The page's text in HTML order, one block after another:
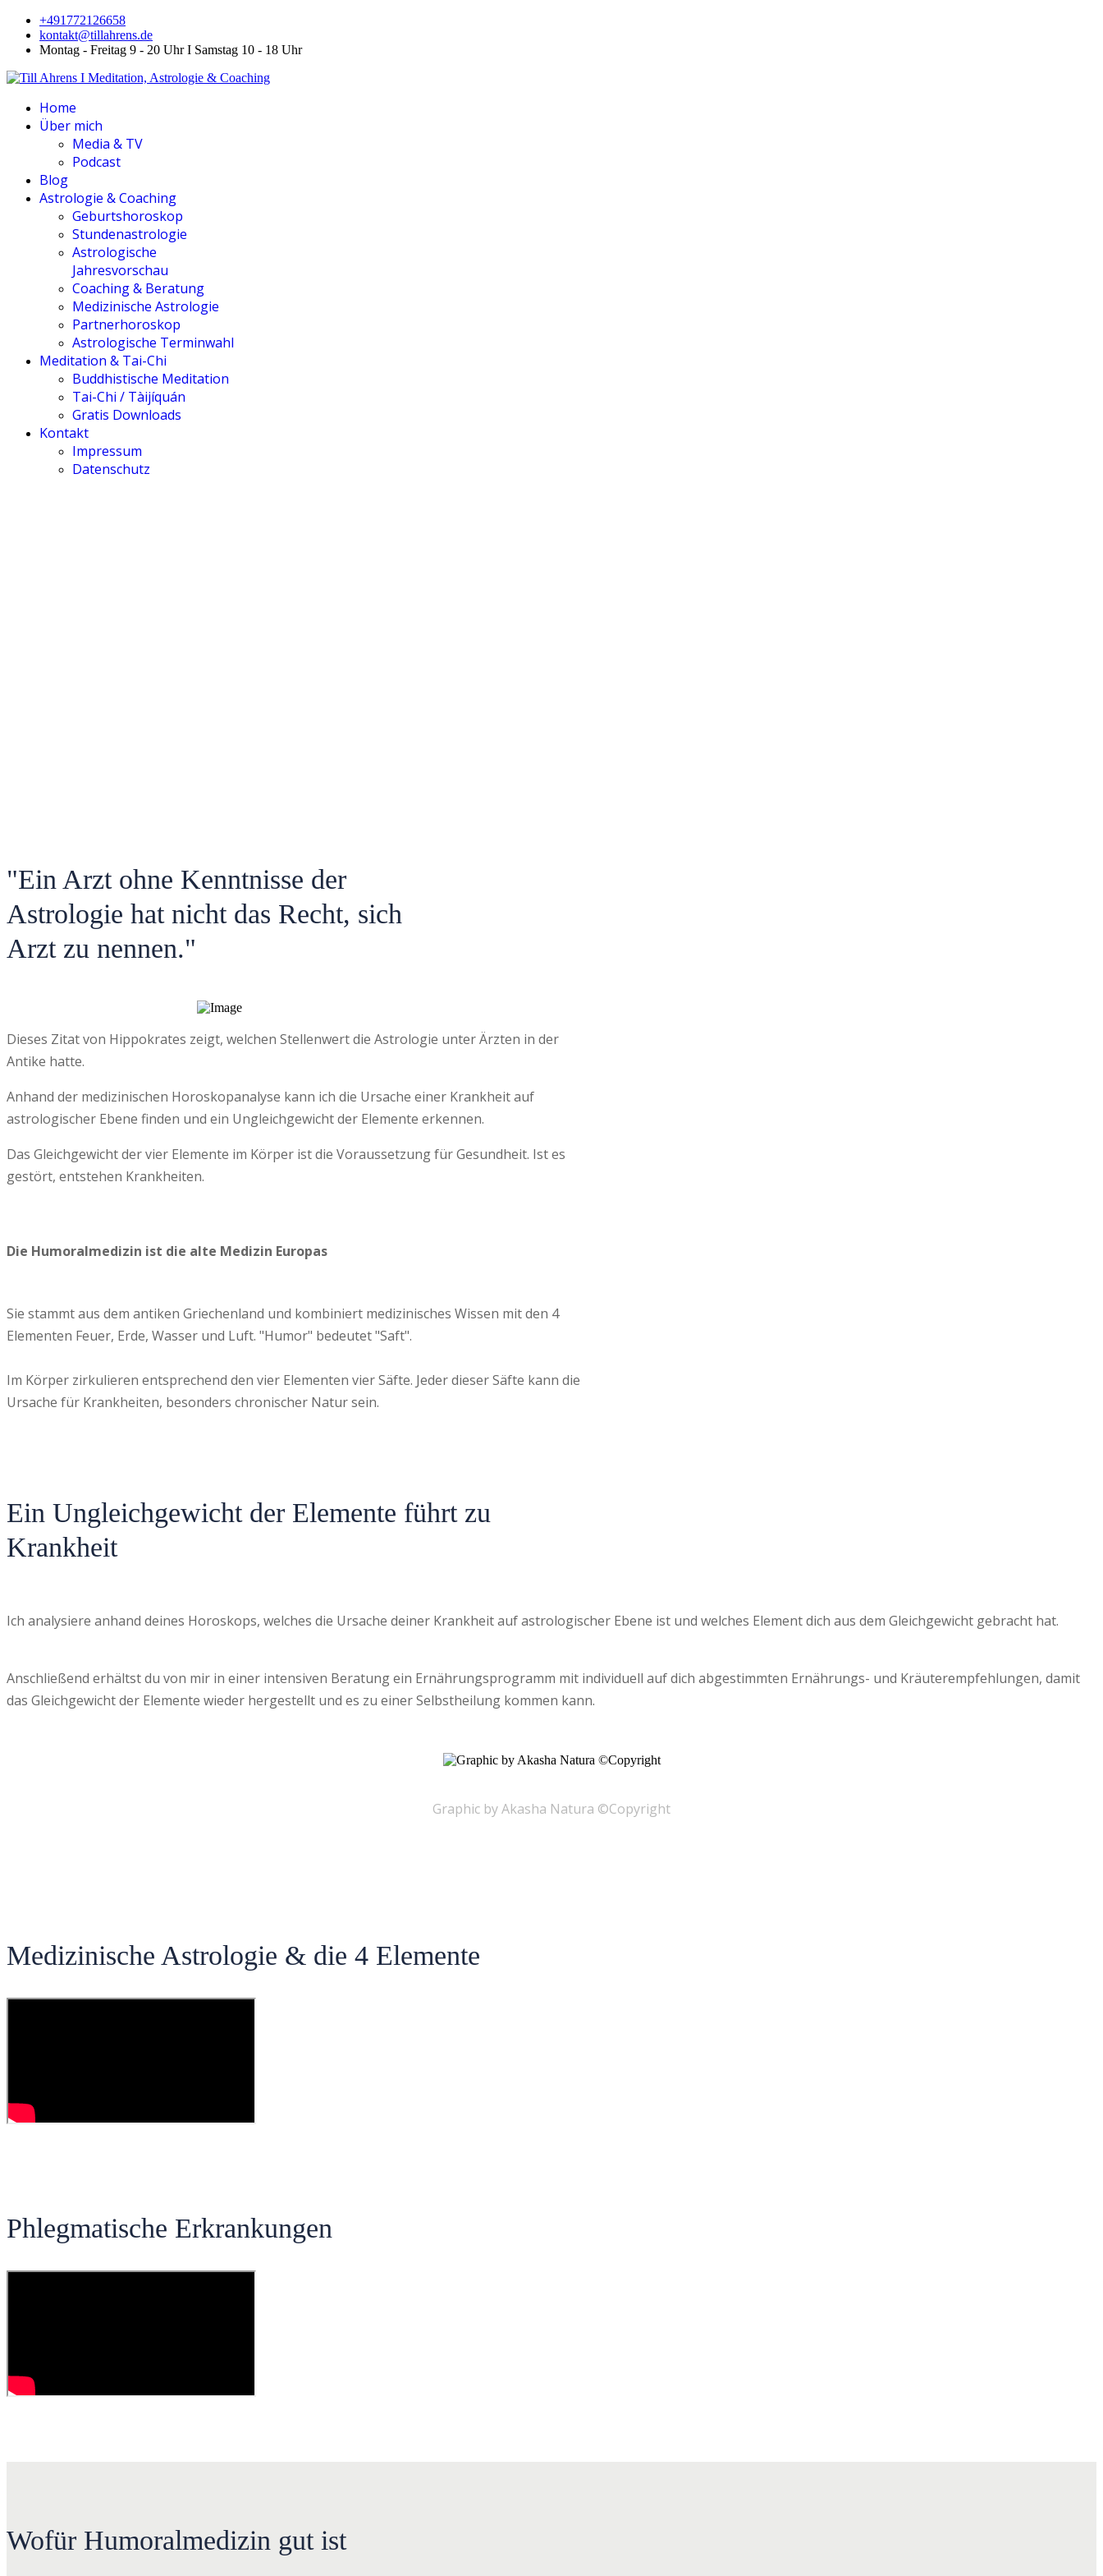
+491772126658
kontakt@tillahrens.de
Montag - Freitag 9 - 20 Uhr I Samstag 10 - 18 Uhr
Home
Über mich
Media & TV
Podcast
Blog
Astrologie & Coaching
Geburtshoroskop
Stundenastrologie
Astrologische
Jahresvorschau
Coaching & Beratung
Medizinische Astrologie
Partnerhoroskop
Astrologische Terminwahl
Meditation & Tai-Chi
Buddhistische Meditation
Tai-Chi / Tàijíquán
Gratis Downloads
Kontakt
Impressum
Datenschutz
"Ein Arzt ohne Kenntnisse der
Astrologie hat nicht das Recht, sich
Arzt zu nennen."
Dieses Zitat von Hippokrates zeigt, welchen Stellenwert die Astrologie unter Ärzten in der
Antike hatte.
Anhand der medizinischen Horoskopanalyse kann ich die Ursache einer Krankheit auf
astrologischer Ebene finden und ein Ungleichgewicht der Elemente erkennen.
Das Gleichgewicht der vier Elemente im Körper ist die Voraussetzung für Gesundheit. Ist es
gestört, entstehen Krankheiten.
Die Humoralmedizin ist die alte Medizin Europas
Sie stammt aus dem antiken Griechenland und kombiniert medizinisches Wissen mit den 4
Elementen Feuer, Erde, Wasser und Luft. "Humor" bedeutet "Saft".
Im Körper zirkulieren entsprechend den vier Elementen vier Säfte. Jeder dieser Säfte kann die
Ursache für Krankheiten, besonders chronischer Natur sein.
Ein Ungleichgewicht der Elemente führt zu
Krankheit
Ich analysiere anhand deines Horoskops, welches die Ursache deiner Krankheit auf astrologischer Ebene ist und welches Element dich aus dem Gleichgewicht gebracht hat.
Anschließend erhältst du von mir in einer intensiven Beratung ein Ernährungsprogramm mit individuell auf dich abgestimmten Ernährungs- und Kräuterempfehlungen, damit
das Gleichgewicht der Elemente wieder hergestellt und es zu einer Selbstheilung kommen kann.
Graphic by Akasha Natura ©Copyright
Medizinische Astrologie & die 4 Elemente
Phlegmatische Erkrankungen
Wofür Humoralmedizin gut ist